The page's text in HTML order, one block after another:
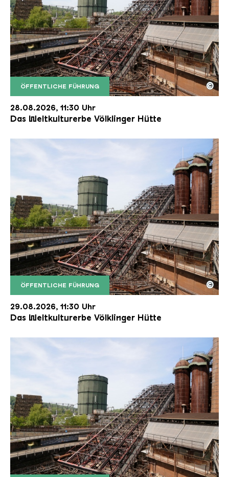
ÖFFENTLICHE FÜHRUNG
Der Erzschrägaufzug der Völklinger Hütte mit
Copyright: Weltkulturerbe Völklinger Hütte | Karl
©
28.08.2026, 11:30 Uhr
Das Weltkulturerbe Völklinger Hütte
ÖFFENTLICHE FÜHRUNG
Der Erzschrägaufzug der Völklinger Hütte mit
Copyright: Weltkulturerbe Völklinger Hütte | Karl
©
29.08.2026, 11:30 Uhr
Das Weltkulturerbe Völklinger Hütte